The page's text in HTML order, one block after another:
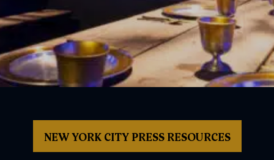
NEW YORK CITY PRESS RESOURCES